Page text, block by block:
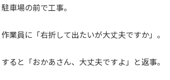
駐車場の前で工事。
作業員に「右折して出たいが大丈夫ですか」。
すると「おかあさん、大丈夫ですよ」と返事。